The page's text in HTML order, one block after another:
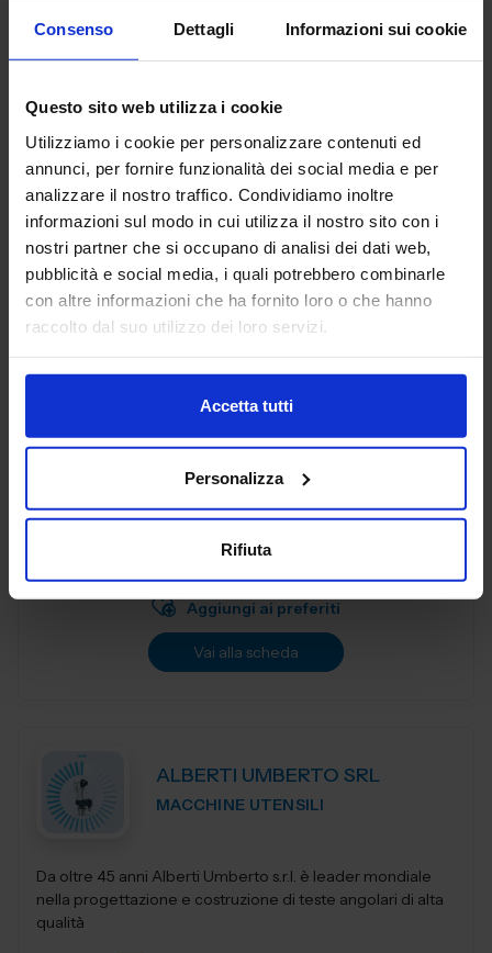
Consenso Dettagli Informazioni sui cookie
Questo sito web utilizza i cookie
Utilizziamo i cookie per personalizzare contenuti ed
annunci, per fornire funzionalità dei social media e per
analizzare il nostro traffico. Condividiamo inoltre
informazioni sul modo in cui utilizza il nostro sito con i
nostri partner che si occupano di analisi dei dati web,
pubblicità e social media, i quali potrebbero combinarle
con altre informazioni che ha fornito loro o che hanno
raccolto dal suo utilizzo dei loro servizi.
Accetta tutti
Personalizza
Rifiuta
AGENT321 SRL
SUBFORNITURA MECCANICA
Padiglione:Pad. 26Stand:C99
Aggiungi ai preferiti
Vai alla scheda
AL.EA. SRL
SUBFORNITURA MECCANICA
Dal 2005, AL. EA è un punto di riferimento nell'industria
progettati per soddisfare le esigenze delle aziende
Aggiungi ai preferiti
Vai alla scheda
ALBERTI UMBERTO SRL
MACCHINE UTENSILI
Da oltre 45 anni Alberti Umberto s.r.l. è leader mondiale
nella progettazione e costruzione di teste angolari di alta
qualità